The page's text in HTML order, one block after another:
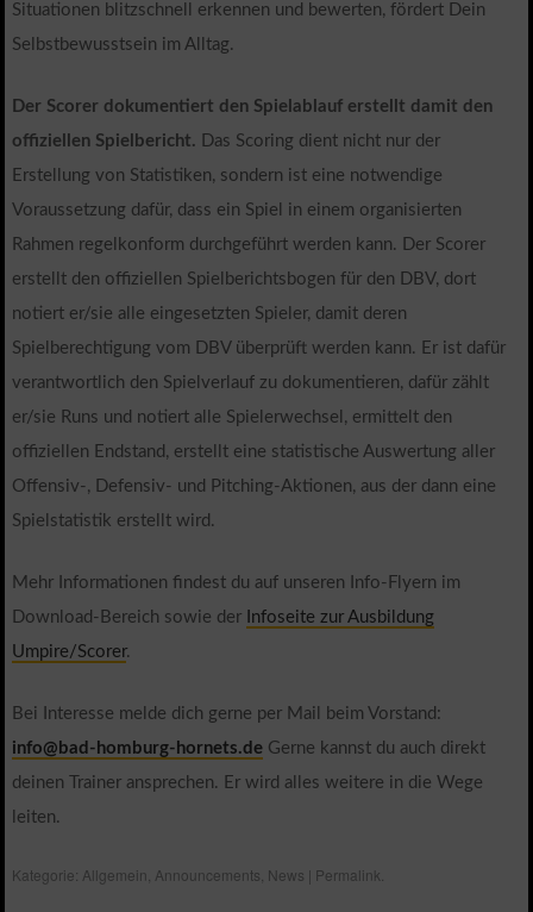
Situationen blitzschnell erkennen und bewerten, fördert Dein
Selbstbewusstsein im Alltag.
Der Scorer dokumentiert den Spielablauf erstellt damit den
offiziellen Spielbericht. Das Scoring dient nicht nur der
Erstellung von Statistiken, sondern ist eine notwendige
Voraussetzung dafür, dass ein Spiel in einem organisierten
Rahmen regelkonform durchgeführt werden kann. Der Scorer
erstellt den offiziellen Spielberichtsbogen für den DBV, dort
notiert er/sie alle eingesetzten Spieler, damit deren
Spielberechtigung vom DBV überprüft werden kann. Er ist dafür
verantwortlich den Spielverlauf zu dokumentieren, dafür zählt
er/sie Runs und notiert alle Spielerwechsel, ermittelt den
offiziellen Endstand, erstellt eine statistische Auswertung aller
Offensiv-, Defensiv- und Pitching-Aktionen, aus der dann eine
Spielstatistik erstellt wird.
Mehr Informationen findest du auf unseren Info-Flyern im
Download-Bereich sowie der Infoseite zur Ausbildung
Umpire/Scorer.
Bei Interesse melde dich gerne per Mail beim Vorstand:
info@bad-homburg-hornets.de Gerne kannst du auch direkt
deinen Trainer ansprechen. Er wird alles weitere in die Wege
leiten.
Kategorie: Allgemein, Announcements, News | Permalink.